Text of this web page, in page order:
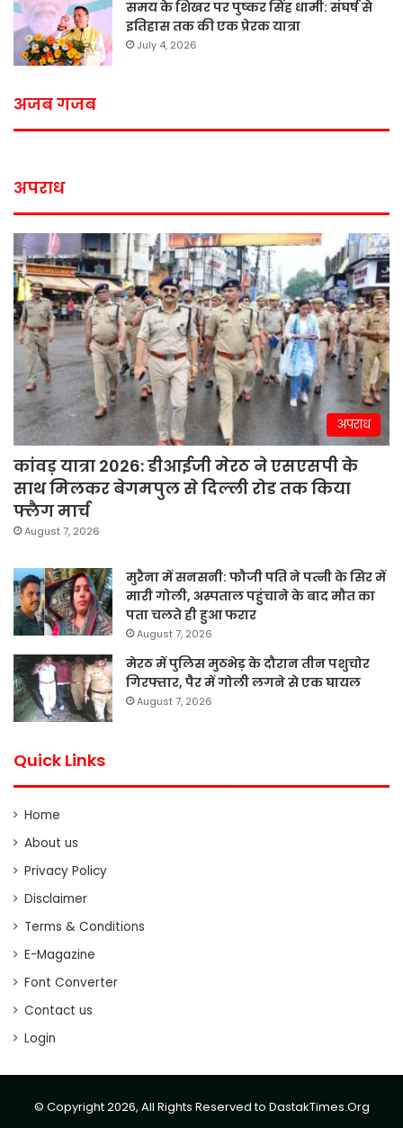
समय के शिखर पर पुष्कर सिंह धामी: संघर्ष से
इतिहास तक की एक प्रेरक यात्रा
July 4, 2026
अजब गजब
अपराध
अपराध
कांवड़ यात्रा 2026: डीआईजी मेरठ ने एसएसपी के
साथ मिलकर बेगमपुल से दिल्ली रोड तक किया
फ्लैग मार्च
August 7, 2026
मुरैना में सनसनी: फौजी पति ने पत्नी के सिर में
मारी गोली, अस्पताल पहुंचाने के बाद मौत का
पता चलते ही हुआ फरार
August 7, 2026
मेरठ में पुलिस मुठभेड़ के दौरान तीन पशुचोर
गिरफ्तार, पैर में गोली लगने से एक घायल
August 7, 2026
Quick Links
Home
About us
Privacy Policy
Disclaimer
Terms & Conditions
E-Magazine
Font Converter
Contact us
Login
© Copyright 2026, All Rights Reserved to DastakTimes.Org